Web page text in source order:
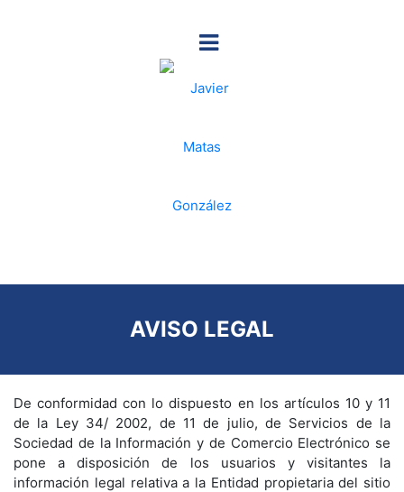
AVISO LEGAL
De conformidad con lo dispuesto en los artículos 10 y 11
de la Ley 34/ 2002, de 11 de julio, de Servicios de la
Sociedad de la Información y de Comercio Electrónico se
pone a disposición de los usuarios y visitantes la
información legal relativa a la Entidad propietaria del sitio